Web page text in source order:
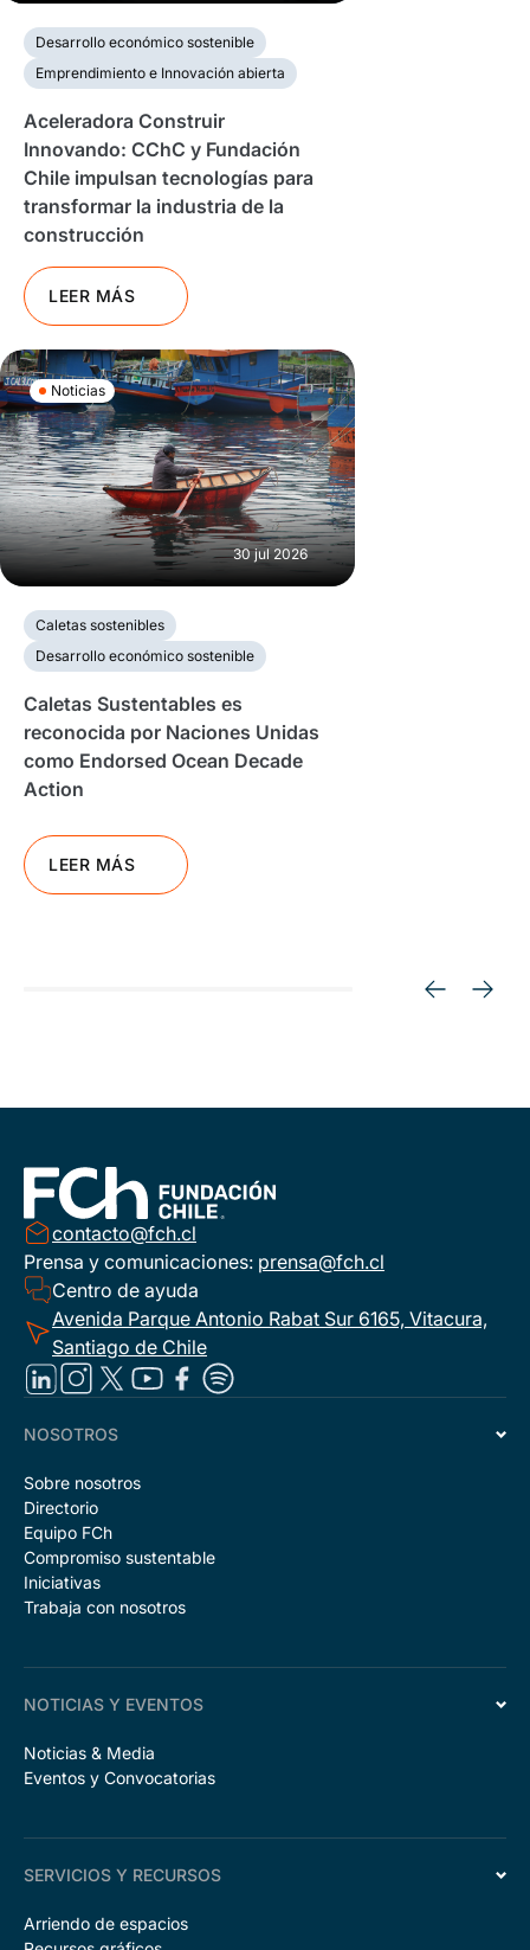
Desarrollo económico sostenible
Emprendimiento e Innovación abierta
Aceleradora Construir
Innovando: CChC y Fundación
Chile impulsan tecnologías para
transformar la industria de la
construcción
LEER MÁS
Noticias
30 jul 2026
Caletas sostenibles
Desarrollo económico sostenible
Caletas Sustentables es
reconocida por Naciones Unidas
como Endorsed Ocean Decade
Action
LEER MÁS
contacto@fch.cl
Prensa y comunicaciones: prensa@fch.cl
Centro de ayuda
Avenida Parque Antonio Rabat Sur 6165, Vitacura,
Santiago de Chile
NOSOTROS
Sobre nosotros
Directorio
Equipo FCh
Compromiso sustentable
Iniciativas
Trabaja con nosotros
NOTICIAS Y EVENTOS
Noticias & Media
Eventos y Convocatorias
SERVICIOS Y RECURSOS
Arriendo de espacios